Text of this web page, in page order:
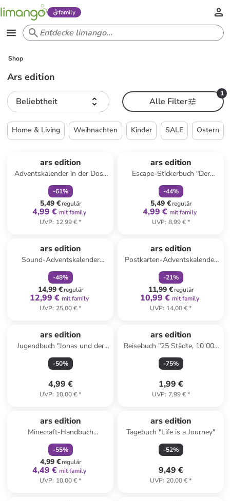
family
Shop
Ars edition
Beliebtheit
1
Alle Filter
Home & Living Weihnachten Kinder SALE Ostern
ars edition
Adventskalender in der Dose
"Herzklopfmomente"
-61%
5,49 €regulär
4,99 € mit family
UVP: 12,99 €*
ars edition
Escape-Stickerbuch "Der
große Weihnachtsspuk"
-44%
5,49 €regulär
4,99 € mit family
UVP: 8,99 €*
ars edition
Sound-Adventskalender
"Meine kunterbunten
Tiergeräusche" - ab 2 Jahren
-48%
14,99 €regulär
12,99 € mit family
UVP: 25,00 €*
ars edition
Postkarten-Adventskalender
"Ho Ho Hoch die Tassen!"
-21%
11,99 €regulär
10,99 € mit family
UVP: 14,00 €*
ars edition
Jugendbuch "Jonas und der
Zauber-Umhang - Die
geheime Schatzkarte"
-50%
4,99 €
UVP: 10,00 €*
ars edition
Reisebuch "25 Städte, 10 000
Jahre – Eine Reise durch die
Weltgeschichte"
-75%
1,99 €
UVP: 7,99 €*
ars edition
Minecraft-Handbuch
"Drachen: Anleitung für 13
coole Drachen"
-55%
4,99 €regulär
4,49 € mit family
UVP: 10,00 €*
ars edition
Tagebuch "Life is a Journey"
-52%
9,49 €
UVP: 20,00 €*